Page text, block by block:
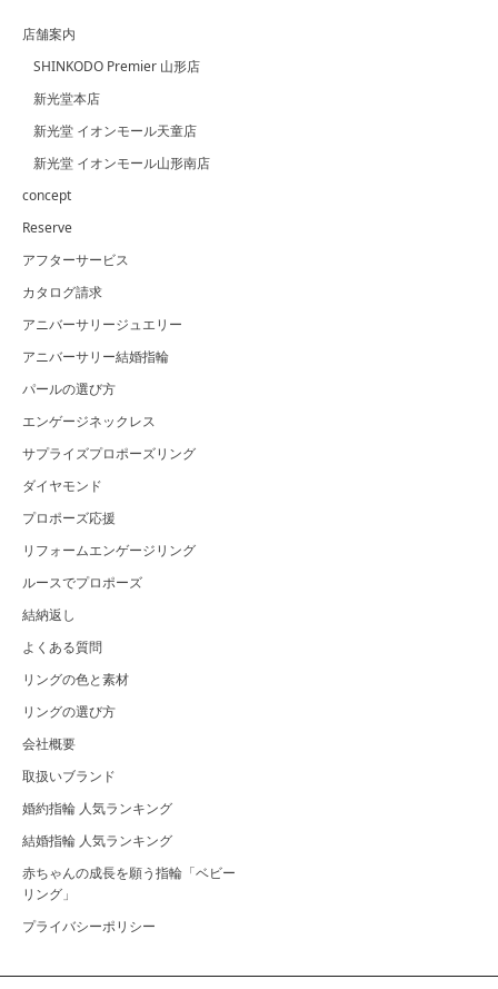
店舗案内
SHINKODO Premier 山形店
新光堂本店
新光堂 イオンモール天童店
新光堂 イオンモール山形南店
concept
Reserve
アフターサービス
カタログ請求
アニバーサリージュエリー
アニバーサリー結婚指輪
パールの選び方
エンゲージネックレス
サプライズプロポーズリング
ダイヤモンド
プロポーズ応援
リフォームエンゲージリング
ルースでプロポーズ
結納返し
よくある質問
リングの色と素材
リングの選び方
会社概要
取扱いブランド
婚約指輪 人気ランキング
結婚指輪 人気ランキング
赤ちゃんの成長を願う指輪「ベビー
リング」
プライバシーポリシー